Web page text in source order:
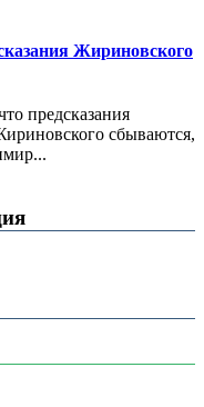
Жириновского
предсказания
сбываются,